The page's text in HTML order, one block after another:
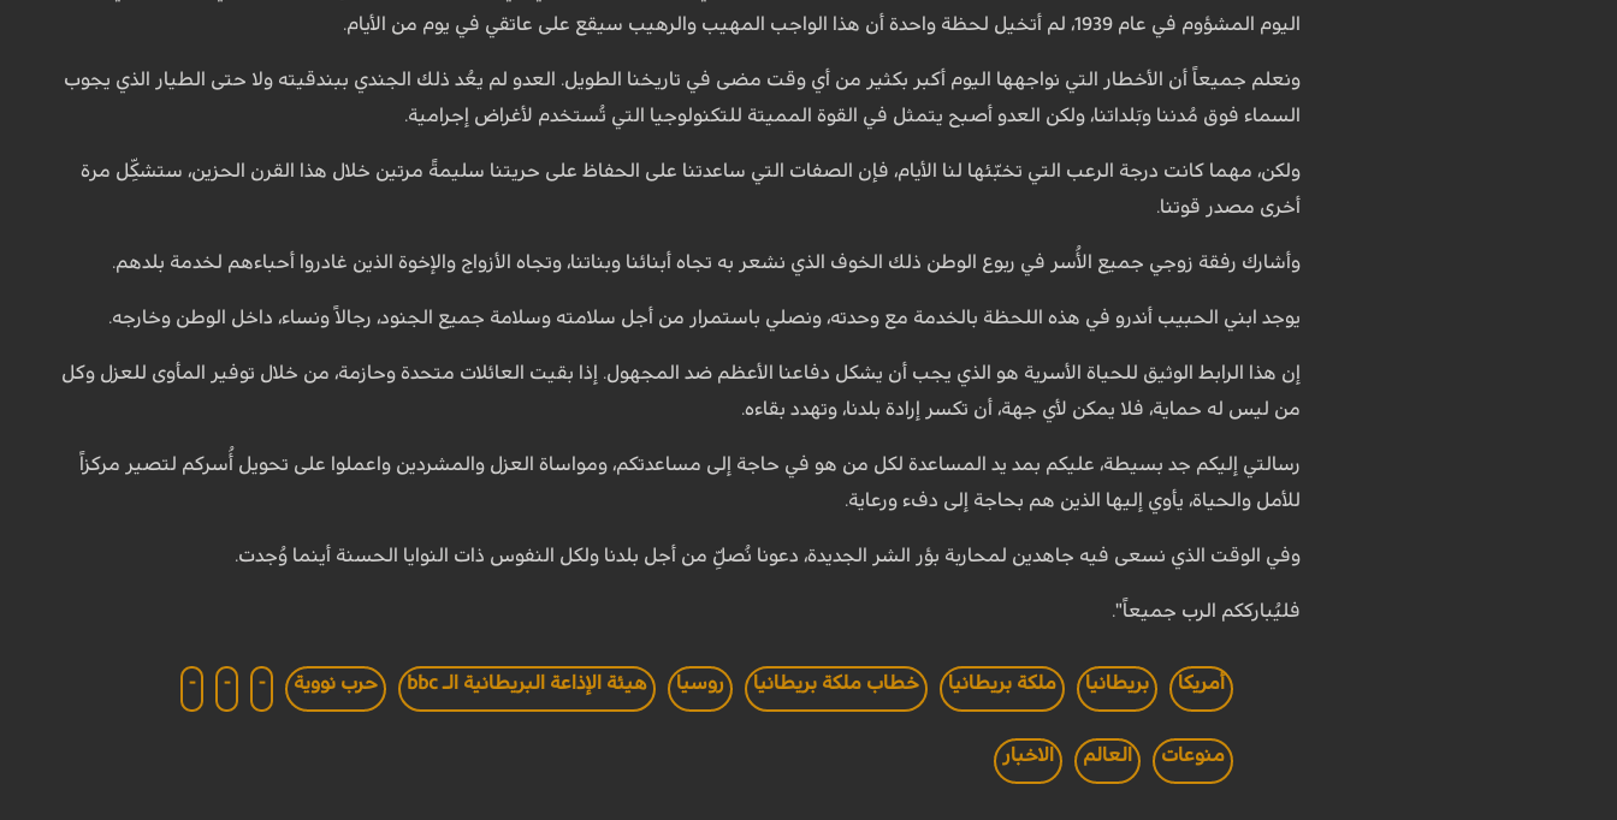
اليوم المشؤوم في عام 1939، لم أتخيل لحظة واحدة أن هذا الواجب المهيب والرهيب سيقع على عاتقي في يوم من الأيام.
ونعلم جميعاً أن الأخطار التي نواجهها اليوم أكبر بكثير من أي وقت مضى في تاريخنا الطويل. العدو لم يعُد ذلك الجندي ببندقيته ولا حتى الطيار الذي يجوب
السماء فوق مُدننا وبَلداتنا، ولكن العدو أصبح يتمثل في القوة المميتة للتكنولوجيا التي تُستخدم لأغراض إجرامية.
ولكن، مهما كانت درجة الرعب التي تخبّئها لنا الأيام، فإن الصفات التي ساعدتنا على الحفاظ على حريتنا سليمةً مرتين خلال هذا القرن الحزين، ستشكِّل مرة
أخرى مصدر قوتنا.
وأشارك رفقة زوجي جميع الأُسر في ربوع الوطن ذلك الخوف الذي نشعر به تجاه أبنائنا وبناتنا، وتجاه الأزواج والإخوة الذين غادروا أحباءهم لخدمة بلدهم.
يوجد ابني الحبيب أندرو في هذه اللحظة بالخدمة مع وحدته، ونصلي باستمرار من أجل سلامته وسلامة جميع الجنود، رجالاً ونساء، داخل الوطن وخارجه.
إن هذا الرابط الوثيق للحياة الأسرية هو الذي يجب أن يشكل دفاعنا الأعظم ضد المجهول. إذا بقيت العائلات متحدة وحازمة، من خلال توفير المأوى للعزل وكل
من ليس له حماية، فلا يمكن لأي جهة، أن تكسر إرادة بلدنا، وتهدد بقاءه.
رسالتي إليكم جد بسيطة، عليكم بمد يد المساعدة لكل من هو في حاجة إلى مساعدتكم، ومواساة العزل والمشردين واعملوا على تحويل أُسركم لتصير مركزاً
للأمل والحياة، يأوي إليها الذين هم بحاجة إلى دفء ورعاية.
وفي الوقت الذي نسعى فيه جاهدين لمحاربة بؤر الشر الجديدة، دعونا نُصلِّ من أجل بلدنا ولكل النفوس ذات النوايا الحسنة أينما وُجدت.
فليُبارككم الرب جميعاً".
أمريكا بريطانيا ملكة بريطانيا خطاب ملكة بريطانيا روسيا هيئة الإذاعة البريطانية الـ bbc حرب نووية -
-
-
منوعات العالم الاخبار